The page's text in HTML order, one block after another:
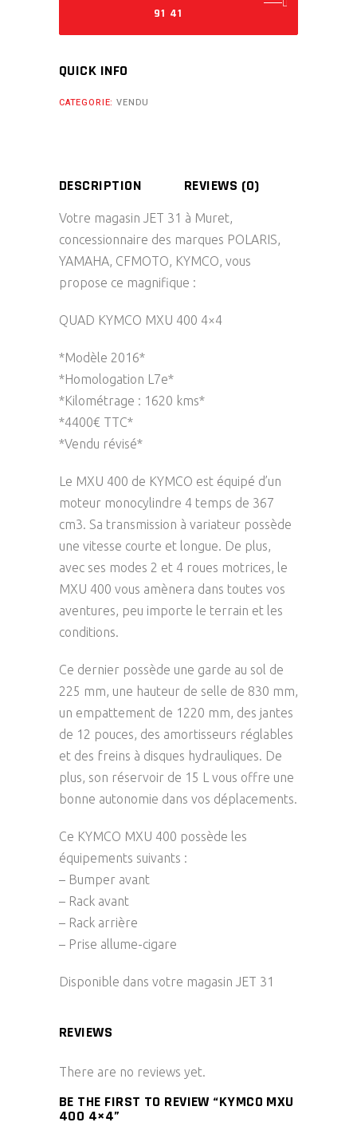
91 41
QUICK INFO
CATEGORIE:VENDU
DESCRIPTION REVIEWS (0)
Votre magasin JET 31 à Muret,
concessionnaire des marques POLARIS,
YAMAHA, CFMOTO, KYMCO, vous
propose ce magnifique :
QUAD KYMCO MXU 400 4×4
*Modèle 2016*
*Homologation L7e*
*Kilométrage : 1620 kms*
*4400€ TTC*
*Vendu révisé*
Le MXU 400 de KYMCO est équipé d’un
moteur monocylindre 4 temps de 367
cm3. Sa transmission à variateur possède
une vitesse courte et longue. De plus,
avec ses modes 2 et 4 roues motrices, le
MXU 400 vous amènera dans toutes vos
aventures, peu importe le terrain et les
conditions.
Ce dernier possède une garde au sol de
225 mm, une hauteur de selle de 830 mm,
un empattement de 1220 mm, des jantes
de 12 pouces, des amortisseurs réglables
et des freins à disques hydrauliques. De
plus, son réservoir de 15 L vous offre une
bonne autonomie dans vos déplacements.
Ce KYMCO MXU 400 possède les
équipements suivants :
– Bumper avant
– Rack avant
– Rack arrière
– Prise allume-cigare
Disponible dans votre magasin JET 31
REVIEWS
There are no reviews yet.
BE THE FIRST TO REVIEW “KYMCO MXU
400 4×4”